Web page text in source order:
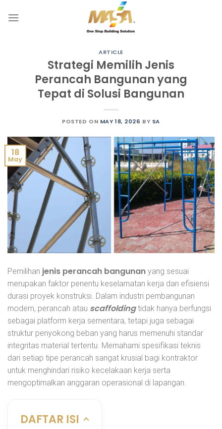
ARTICLE
Strategi Memilih Jenis
Perancah Bangunan yang
Tepat di Solusi Bangunan
POSTED ON MAY 18, 2026 BY SA
18
May
Pemilihan jenis perancah bangunan yang sesuai
merupakan faktor penentu keselamatan kerja dan efisiensi
durasi proyek konstruksi. Dalam industri pembangunan
modern, perancah atau scaffoldingtidak hanya berfungsi
sebagai platform kerja sementara, tetapi juga sebagai
struktur penyokong beban yang harus memenuhi standar
integritas material tertentu. Memahami spesifikasi teknis
dari setiap tipe perancah sangat krusial bagi kontraktor
untuk menghindari risiko kecelakaan kerja serta
mengoptimalkan anggaran operasional di lapangan.
DAFTAR ISI